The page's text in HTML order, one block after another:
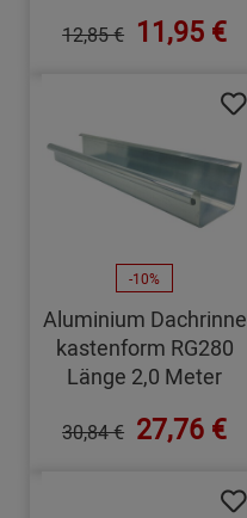
12,85 € 11,95 €
-10%
Aluminium Dachrinne
kastenform RG280
Länge 2,0 Meter
30,84 € 27,76 €